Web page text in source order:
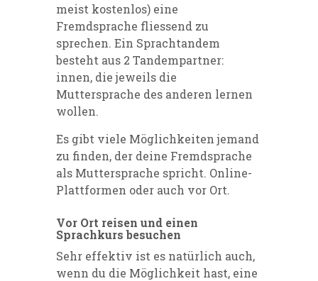
meist kostenlos) eine
Fremdsprache fliessend zu
sprechen. Ein Sprachtandem
besteht aus 2 Tandempartner:
innen, die jeweils die
Muttersprache des anderen lernen
wollen.
Es gibt viele Möglichkeiten jemand
zu finden, der deine Fremdsprache
als Muttersprache spricht. Online-
Plattformen oder auch vor Ort.
Vor Ort reisen und einen
Sprachkurs besuchen
Sehr effektiv ist es natürlich auch,
wenn du die Möglichkeit hast, eine